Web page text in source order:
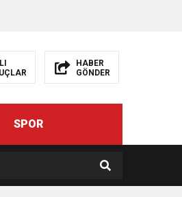
HABER
GÖNDER
SPOR